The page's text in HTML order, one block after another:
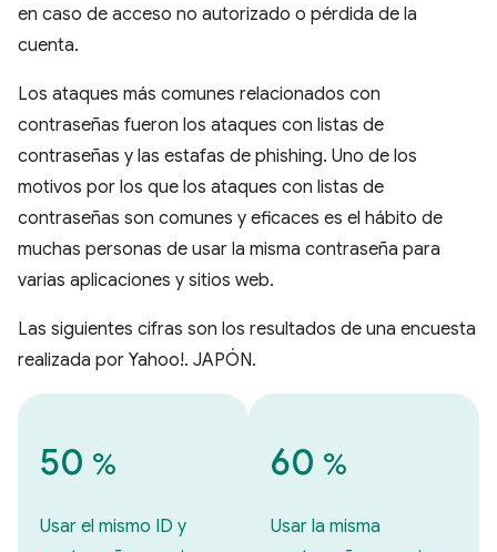
en caso de acceso no autorizado o pérdida de la
cuenta.
Los ataques más comunes relacionados con
contraseñas fueron los ataques con listas de
contraseñas y las estafas de phishing. Uno de los
motivos por los que los ataques con listas de
contraseñas son comunes y eficaces es el hábito de
muchas personas de usar la misma contraseña para
varias aplicaciones y sitios web.
Las siguientes cifras son los resultados de una encuesta
realizada por Yahoo!. JAPÓN.
50 %
Usar el mismo ID y
60 %
Usar la misma